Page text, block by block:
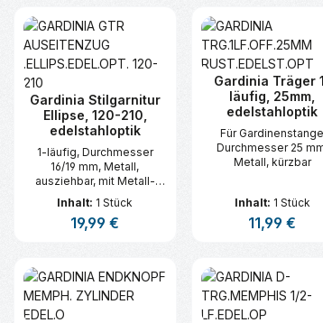
Gib den gewünschten Wert
Produkt Anzahl: Gib den
Produkt
Gib den gewünschten Wert
Gardinia Stilgarnitur
Ellipse, 120-210,
edelstahloptik
1-läufig, Durchmesser
16/19 mm, Metall,
ausziehbar, mit Metall-
Trägern und Metall-
Endstücken, inkl.
Befestigungsmaterial,
Gardinenstange) 8 cm
Inhalt: 1 Stück
Regulärer Preis:
19,99 €
Produkt Anzahl: Gib den
Gardinia Träger
läufig, 25mm,
edelstahloptik
Für Gardinenstange
Durchmesser 25
Metall, kürzbar
Inhalt: 1 Stück
Regulärer
11,99 €
Produkt